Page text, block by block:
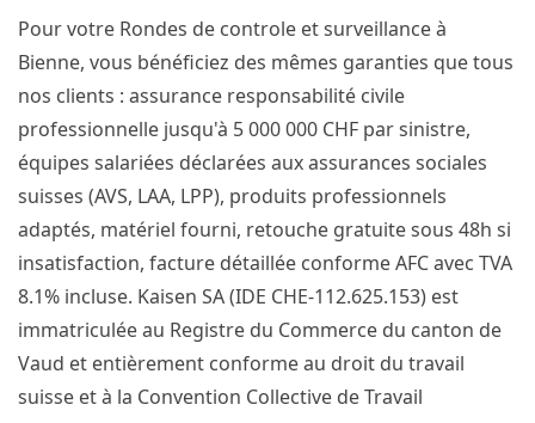
Pour votre Rondes de controle et surveillance à
Bienne, vous bénéficiez des mêmes garanties que tous
nos clients : assurance responsabilité civile
professionnelle jusqu'à 5 000 000 CHF par sinistre,
équipes salariées déclarées aux assurances sociales
suisses (AVS, LAA, LPP), produits professionnels
adaptés, matériel fourni, retouche gratuite sous 48h si
insatisfaction, facture détaillée conforme AFC avec TVA
8.1% incluse. Kaisen SA (IDE CHE-112.625.153) est
immatriculée au Registre du Commerce du canton de
Vaud et entièrement conforme au droit du travail
suisse et à la Convention Collective de Travail